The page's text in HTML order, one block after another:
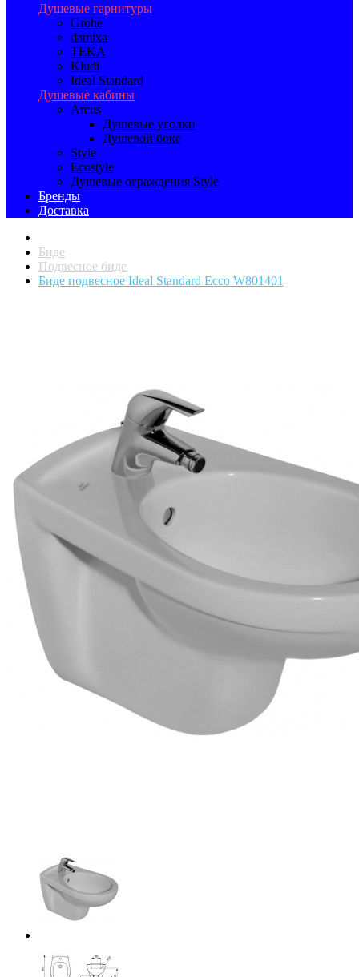
Душевые гарнитуры
Grohe
damixa
TEKA
Kludi
Ideal Standard
Душевые кабины
Arcus
Душевые уголки
Душевой бокс
Style
Ecostyle
Душевые ограждения Style
Бренды
Доставка
Биде
Подвесное биде
Биде подвесное Ideal Standard Ecco W801401